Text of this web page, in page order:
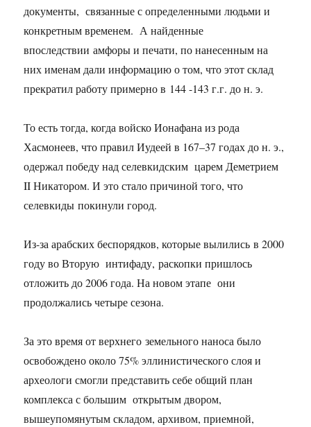
документы, связанные с определенными людьми и
конкретным временем. А найденные
впоследствии амфоры и печати, по нанесенным на
них именам дали информацию о том, что этот склад
прекратил работу примерно в 144 -143 г.г. до н. э.
То есть тогда, когда войско Ионафана из рода
Хасмонеев, что правил Иудеей в 167–37 годах до н. э.,
одержал победу над селевкидским царем Деметрием
II Никатором. И это стало причиной того, что
селевкиды покинули город.
Из-за арабских беспорядков, которые вылились в 2000
году во Вторую интифаду, раскопки пришлось
отложить до 2006 года. На новом этапе они
продолжались четыре сезона.
За это время от верхнего земельного наноса было
освобождено около 75% эллинистического слоя и
археологи смогли представить себе общий план
комплекса с большим открытым двором,
вышеупомянутым складом, архивом, приемной,